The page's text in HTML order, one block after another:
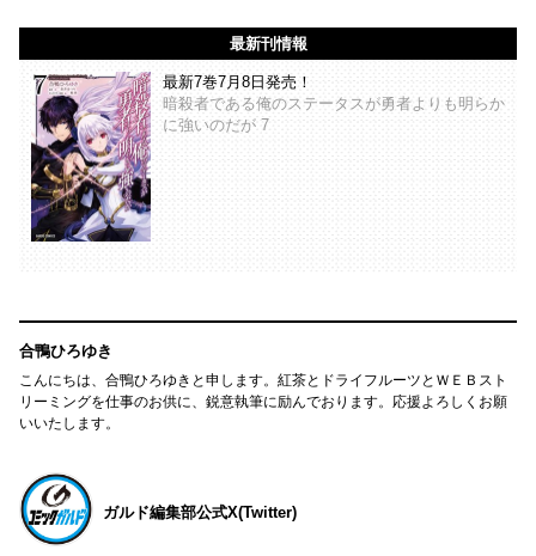
最新刊情報
最新7巻7月8日発売！
暗殺者である俺のステータスが勇者よりも明らか
に強いのだが 7
合鴨ひろゆき
こんにちは、合鴨ひろゆきと申します。紅茶とドライフルーツとＷＥＢスト
リーミングを仕事のお供に、鋭意執筆に励んでおります。応援よろしくお願
いいたします。
ガルド編集部公式X(Twitter)